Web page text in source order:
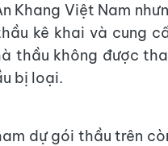
Khang Việt Nam
kê khai và cung
thầu không được
bị loại.
dự gói thầu trên